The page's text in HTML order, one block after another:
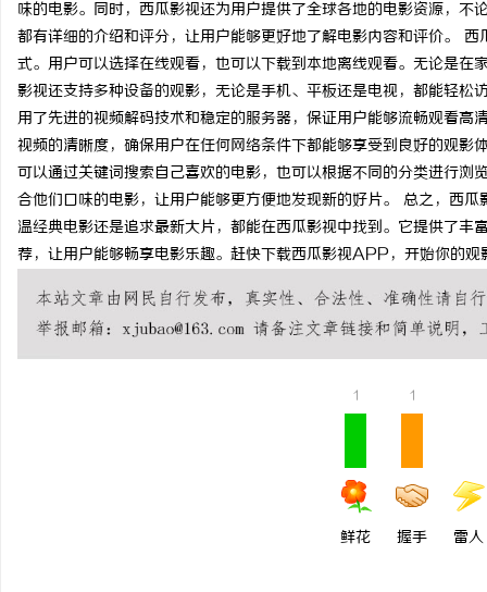
味的电影。同时，西瓜影视还为用户提供了全球各地的电影资源，
都有详细的介绍和评分，让用户能够更好地了解电影内容和评价。
式。用户可以选择在线观看，也可以下载到本地离线观看。无论是
影视还支持多种设备的观影，无论是手机、平板还是电视，都能轻
用了先进的视频解码技术和稳定的服务器，保证用户能够流畅观看
视频的清晰度，确保用户在任何网络条件下都能够享受到良好的观
可以通过关键词搜索自己喜欢的电影，也可以根据不同的分类进行
合他们口味的电影，让用户能够更方便地发现新的好片。 总之，西
温经典电影还是追求最新大片，都能在西瓜影视中找到。它提供了
荐，让用户能够畅享电影乐趣。赶快下载西瓜影视APP，开始你的观
1
鲜花
1
握手 雷人
武汉配眼镜 上海配眼镜